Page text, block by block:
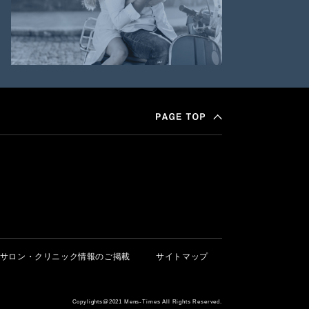
サロン・クリニック情報のご掲載 サイトマップ
Copylights@2021 Mens-Times All Rights Reserved.